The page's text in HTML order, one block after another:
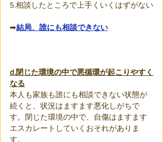
5.相談したところで上手くいくはずがない
➡結局、誰にも相談できない
d.閉じた環境の中で悪循環が起こりやすく
なる
本人も家族も誰にも相談できない状態が
続くと、状況はますます悪化しがちで
す。閉じた環境の中で、自傷はますます
エスカレートしていくおそれがありま
す。